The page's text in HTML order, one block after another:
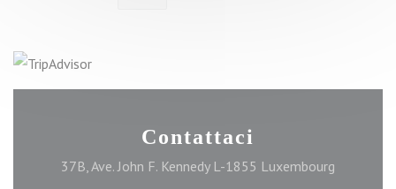
Contattaci
37B, Ave. John F. Kennedy L-1855 Luxembourg